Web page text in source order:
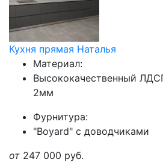
Кухня прямая Наталья
Материал:
Высококачественный
2мм
Фурнитура:
"Boyard" с доводчиками
от 247 000 руб.